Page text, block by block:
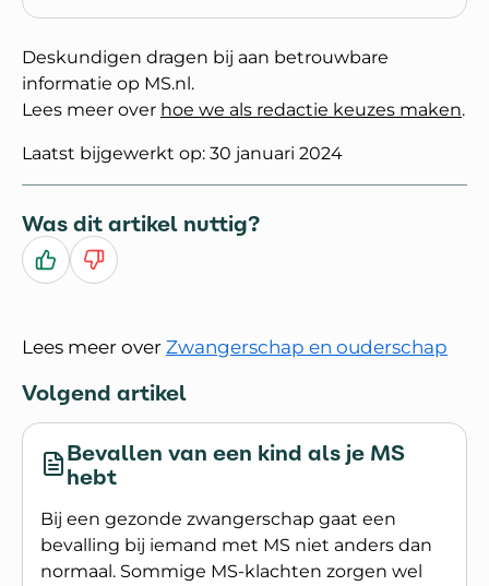
Deskundigen dragen bij aan betrouwbare
informatie op MS.nl.
Lees meer over hoe we als redactie keuzes maken.
Laatst bijgewerkt op: 30 januari 2024
Was dit artikel nuttig?
Ja Nee
Lees meer over Zwangerschap en ouderschap
Volgend artikel
Bevallen van een kind als je MS
hebt
Bij een gezonde zwangerschap gaat een
bevalling bij iemand met MS niet anders dan
normaal. Sommige MS-klachten zorgen wel